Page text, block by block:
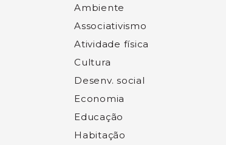
Ambiente
Associativismo
Atividade física
Cultura
Desenv. social
Economia
Educação
Habitação